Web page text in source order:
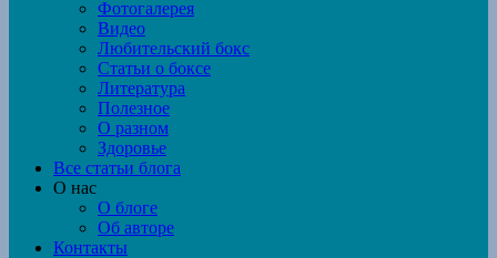
Фотогалерея
Видео
Любительский бокс
Статьи о боксе
Литература
Полезное
О разном
Здоровье
Все статьи блога
О нас
О блоге
Об авторе
Контакты